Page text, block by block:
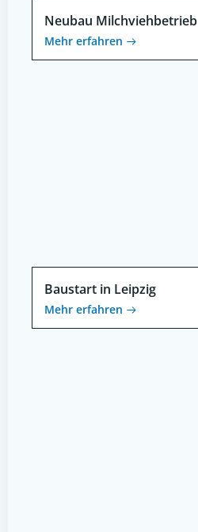
Neubau Milchviehbetrieb
Mehr erfahren
Baustart in Leipzig
Mehr erfahren